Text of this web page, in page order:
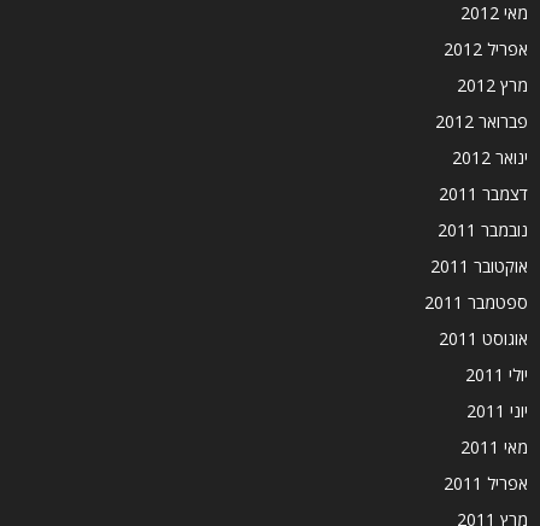
מאי 2012
אפריל 2012
מרץ 2012
פברואר 2012
ינואר 2012
דצמבר 2011
נובמבר 2011
אוקטובר 2011
ספטמבר 2011
אוגוסט 2011
יולי 2011
יוני 2011
מאי 2011
אפריל 2011
מרץ 2011